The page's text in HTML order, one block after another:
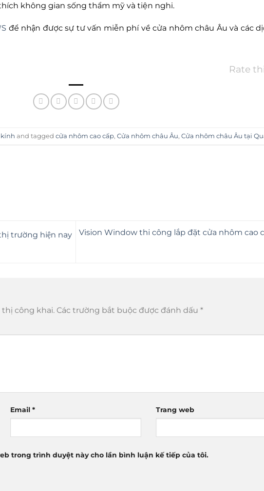
không gian sống thẩm mỹ và tiện nghi.
để nhận được sự tư vấn miễn phí về cửa nhôm châu Âu và các
Rate
and tagged cửa nhôm cao cấp, Cửa nhôm châu Âu, Cửa nhôm châu Âu tại
trường hiện nay
Vision Window thi công lắp đặt cửa nhôm cao
thị công khai. Các trường bắt buộc được đánh dấu *
Email* Trang web
trong trình duyệt này cho lần bình luận kế tiếp của tôi.